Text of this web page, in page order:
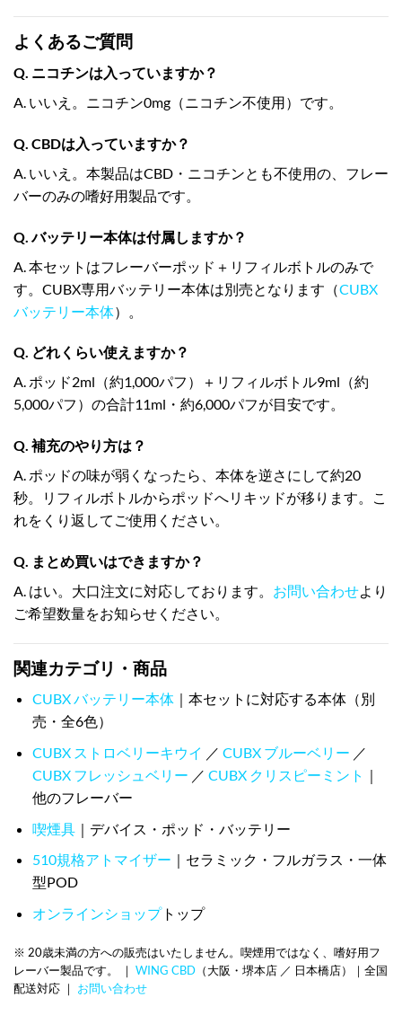
よくあるご質問
Q. ニコチンは入っていますか？
A. いいえ。ニコチン0mg（ニコチン不使用）です。
Q. CBDは入っていますか？
A. いいえ。本製品はCBD・ニコチンとも不使用の、フレー
バーのみの嗜好用製品です。
Q. バッテリー本体は付属しますか？
A. 本セットはフレーバーポッド＋リフィルボトルのみで
す。CUBX専用バッテリー本体は別売となります（CUBX
バッテリー本体）。
Q. どれくらい使えますか？
A. ポッド2ml（約1,000パフ）＋リフィルボトル9ml（約
5,000パフ）の合計11ml・約6,000パフが目安です。
Q. 補充のやり方は？
A. ポッドの味が弱くなったら、本体を逆さにして約20
秒。リフィルボトルからポッドへリキッドが移ります。こ
れをくり返してご使用ください。
Q. まとめ買いはできますか？
A. はい。大口注文に対応しております。 お問い合わせより
ご希望数量をお知らせください。
関連カテゴリ・商品
CUBX バッテリー本体｜本セットに対応する本体（別
売・全6色）
CUBX ストロベリーキウイ ／ CUBX ブルーベリー ／
CUBX フレッシュベリー ／ CUBX クリスピーミント ｜
他のフレーバー
喫煙具｜デバイス・ポッド・バッテリー
510規格アトマイザー ｜セラミック・フルガラス・一体
型POD
オンラインショップトップ
※ 20歳未満の方への販売はいたしません。喫煙用ではなく、嗜好用フ
レーバー製品です。 ｜ WING CBD （大阪・堺本店 ／ 日本橋店）｜全国
配送対応 ｜ お問い合わせ